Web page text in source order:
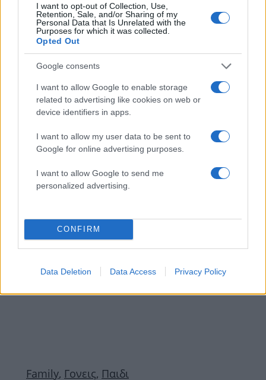
I want to opt-out of Collection, Use,
Retention, Sale, and/or Sharing of my
Personal Data that Is Unrelated with the
Purposes for which it was collected.
Opted Out
Google consents
I want to allow Google to enable storage
related to advertising like cookies on web or
device identifiers in apps.
I want to allow my user data to be sent to
Google for online advertising purposes.
I want to allow Google to send me
personalized advertising.
CONFIRM
Data Deletion Data Access Privacy Policy
Tα αξεσουάρ των διακοπών!Τι πρέπει να
βάλεις οπωσδήποτε στην βαλίτσα σου
31.07.2020by
Fashion
Styling tips
Σαββατοκύριακο σε νησί! Τι να πάρεις
μαζί σου οπωσδήποτε
Fashion,Styling tips
Θα φύγεις το τριήμερο; Σου έχουμε
ετοιμάσει την τέλεια βαλίτσα!
Family, Γονεις, Παιδι